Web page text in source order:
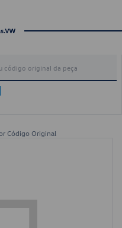
Código Original